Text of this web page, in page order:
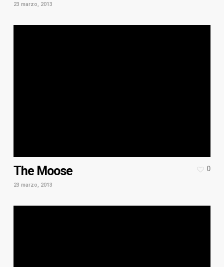
23 marzo, 2013
The Moose
23 marzo, 2013
0